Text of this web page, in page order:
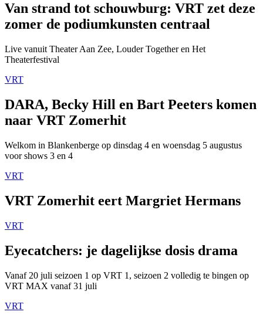
Van strand tot schouwburg: VRT zet deze
zomer de podiumkunsten centraal
Live vanuit Theater Aan Zee, Louder Together en Het
Theaterfestival
VRT
DARA, Becky Hill en Bart Peeters komen
naar VRT Zomerhit
Welkom in Blankenberge op dinsdag 4 en woensdag 5 augustus
voor shows 3 en 4
VRT
VRT Zomerhit eert Margriet Hermans
VRT
Eyecatchers: je dagelijkse dosis drama
Vanaf 20 juli seizoen 1 op VRT 1, seizoen 2 volledig te bingen op
VRT MAX vanaf 31 juli
VRT